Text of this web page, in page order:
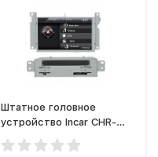
Штатное головное
устройство Incar CHR-
6246DS